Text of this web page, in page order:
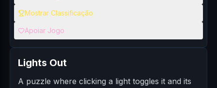
Lights Out
A puzzle where clicking a light toggles it and its
Mostrar Classificação
Apoiar Jogo